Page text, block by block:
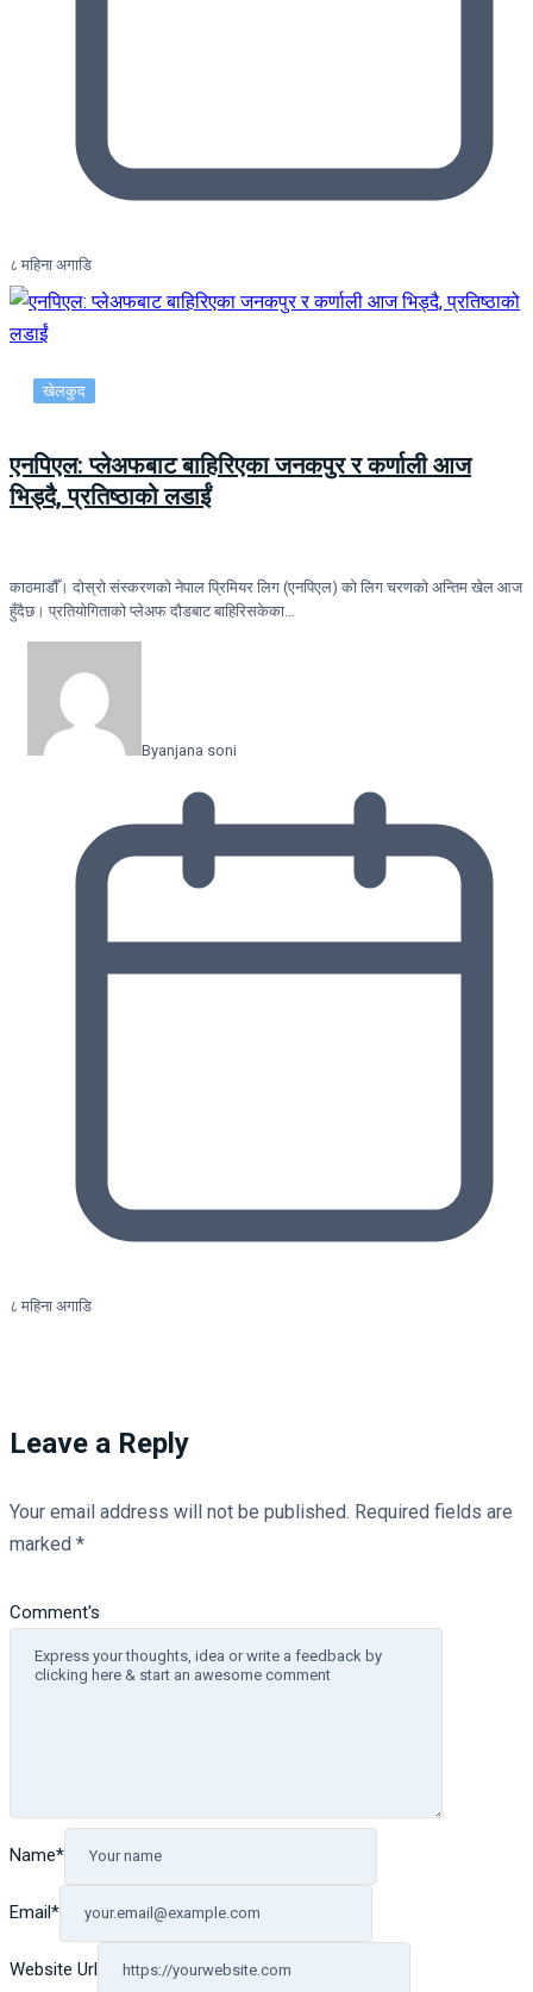
८ महिना अगाडि
खेलकुद
एनपिएल: प्लेअफबाट बाहिरिएका जनकपुर र कर्णाली आज
भिड्दै, प्रतिष्ठाको लडाईं
काठमाडौँ। दोस्रो संस्करणको नेपाल प्रिमियर लिग (एनपिएल) को लिग चरणको अन्तिम खेल आज
हुँदैछ। प्रतियोगिताको प्लेअफ दौडबाट बाहिरिसकेका…
Byanjana soni
८ महिना अगाडि
Leave a Reply
Your email address will not be published. Required fields are
marked *
Comment's
Name*
Email*
Website Url